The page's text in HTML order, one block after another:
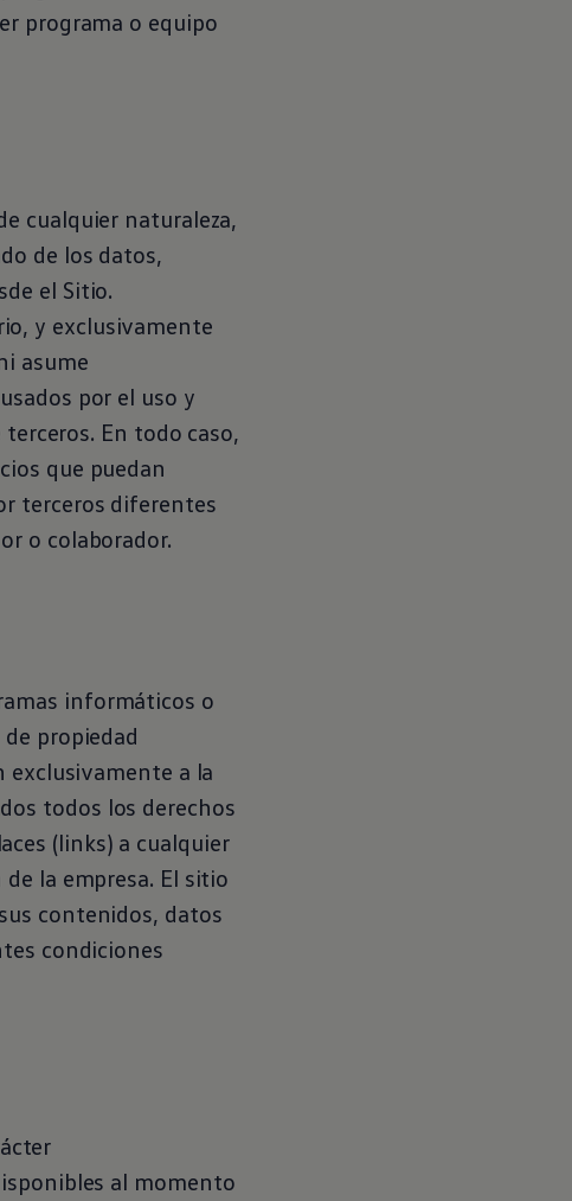
programa o equipo
cualquier naturaleza,
de los datos,
el Sitio.
y exclusivamente
asume
por el uso y
En todo caso,
que puedan
terceros diferentes
o colaborador.
informáticos o
propiedad
exclusivamente a la
todos los derechos
(links) a cualquier
la empresa. El sitio
contenidos, datos
condiciones
al momento